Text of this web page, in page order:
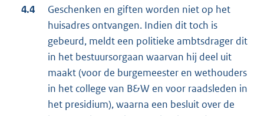
4.4
Geschenken en giften worden niet op het
huisadres ontvangen. Indien dit toch is
gebeurd, meldt een politieke ambtsdrager dit
in het bestuursorgaan waarvan hij deel uit
maakt (voor de burgemeester en wethouders
in het college van B&W en voor raadsleden in
het presidium), waarna een besluit over de